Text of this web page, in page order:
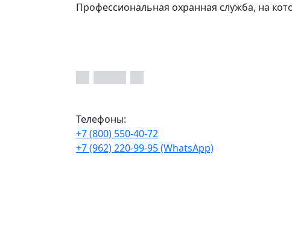
Профессиональная охранная служба, на
Телефоны:
+7 (800) 550-40-72
+7 (962) 220-99-95 (WhatsApp)